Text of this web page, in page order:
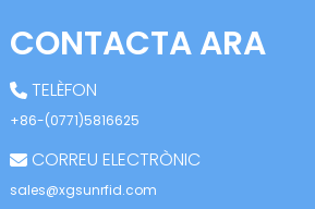
CONTACTA ARA
TELÈFON
+86-(0771)5816625
CORREU ELECTRÒNIC
sales@xgsunrfid.com